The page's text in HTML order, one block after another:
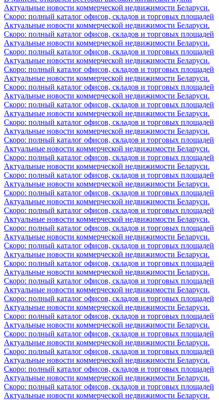
Актуальные новости коммерческой недвижимости Беларуси.
Скоро: полный каталог офисов, складов и торговых площадей
Актуальные новости коммерческой недвижимости Беларуси.
Скоро: полный каталог офисов, складов и торговых площадей
Актуальные новости коммерческой недвижимости Беларуси.
Скоро: полный каталог офисов, складов и торговых площадей
Актуальные новости коммерческой недвижимости Беларуси.
Скоро: полный каталог офисов, складов и торговых площадей
Актуальные новости коммерческой недвижимости Беларуси.
Скоро: полный каталог офисов, складов и торговых площадей
Актуальные новости коммерческой недвижимости Беларуси.
Скоро: полный каталог офисов, складов и торговых площадей
Актуальные новости коммерческой недвижимости Беларуси.
Скоро: полный каталог офисов, складов и торговых площадей
Актуальные новости коммерческой недвижимости Беларуси.
Скоро: полный каталог офисов, складов и торговых площадей
Актуальные новости коммерческой недвижимости Беларуси.
Скоро: полный каталог офисов, складов и торговых площадей
Актуальные новости коммерческой недвижимости Беларуси.
Скоро: полный каталог офисов, складов и торговых площадей
Актуальные новости коммерческой недвижимости Беларуси.
Скоро: полный каталог офисов, складов и торговых площадей
Актуальные новости коммерческой недвижимости Беларуси.
Скоро: полный каталог офисов, складов и торговых площадей
Актуальные новости коммерческой недвижимости Беларуси.
Скоро: полный каталог офисов, складов и торговых площадей
Актуальные новости коммерческой недвижимости Беларуси.
Скоро: полный каталог офисов, складов и торговых площадей
Актуальные новости коммерческой недвижимости Беларуси.
Скоро: полный каталог офисов, складов и торговых площадей
Актуальные новости коммерческой недвижимости Беларуси.
Скоро: полный каталог офисов, складов и торговых площадей
Актуальные новости коммерческой недвижимости Беларуси.
Скоро: полный каталог офисов, складов и торговых площадей
Актуальные новости коммерческой недвижимости Беларуси.
Скоро: полный каталог офисов, складов и торговых площадей
Актуальные новости коммерческой недвижимости Беларуси.
Скоро: полный каталог офисов, складов и торговых площадей
Актуальные новости коммерческой недвижимости Беларуси.
Скоро: полный каталог офисов, складов и торговых площадей
Актуальные новости коммерческой недвижимости Беларуси.
Скоро: полный каталог офисов, складов и торговых площадей
Актуальные новости коммерческой недвижимости Беларуси.
Скоро: полный каталог офисов, складов и торговых площадей
Актуальные новости коммерческой недвижимости Беларуси.